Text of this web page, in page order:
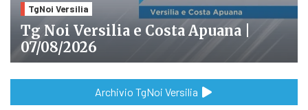
TgNoi Versilia
Tg Noi Versilia e Costa Apuana |
07/08/2026
Archivio TgNoi Versilia